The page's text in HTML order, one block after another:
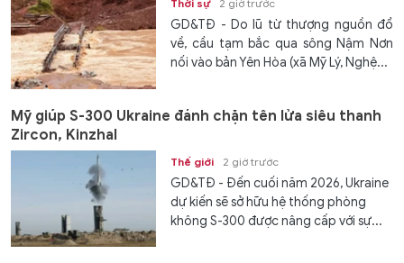
Thời sự 2 giờ trước
GD&TĐ - Do lũ từ thượng nguồn đổ
về, cầu tạm bắc qua sông Nậm Nơn
nối vào bản Yên Hòa (xã Mỹ Lý, Nghệ...
Mỹ giúp S-300 Ukraine đánh chặn tên lửa siêu thanh
Zircon, Kinzhal
Thế giới 2 giờ trước
GD&TĐ - Đến cuối năm 2026, Ukraine
dự kiến ​​sẽ sở hữu hệ thống phòng
không S-300 được nâng cấp với sự...